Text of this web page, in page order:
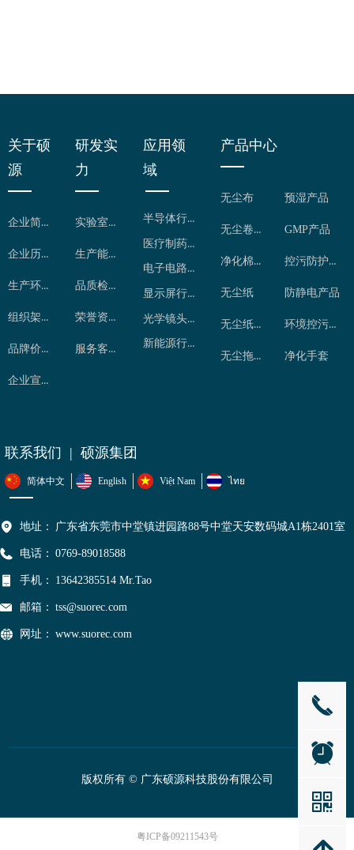
简体中文 English Việt Nam ไทย
地址： 广东省东莞市中堂镇进园路88号中堂天安数码城A1栋2401室
电话： 0769-89018588
手机： 13642385514 Mr.Tao
邮箱： tss@suorec.com
网址： www.suorec.com
联系我们 | 硕源集团
版权所有 © 广东硕源科技股份有限公司
产品中心
无尘布
无尘卷布
净化棉签
无尘纸
无尘纸卷
无尘拖把
预湿产品
GMP产品
控污防护用品
防静电产品
环境控污产品
净化手套
应用领
域
半导体行业
医疗制药行业
电子电路行业
显示屏行业
光学镜头行业
新能源行业
关于硕
源
企业简介
企业历程
生产环境
组织架构
品牌价值
企业宣传片
研发实
力
实验室检测
生产能力
品质检控
荣誉资质
服务客户
粤ICP备09211543号
끅
뀥
낃